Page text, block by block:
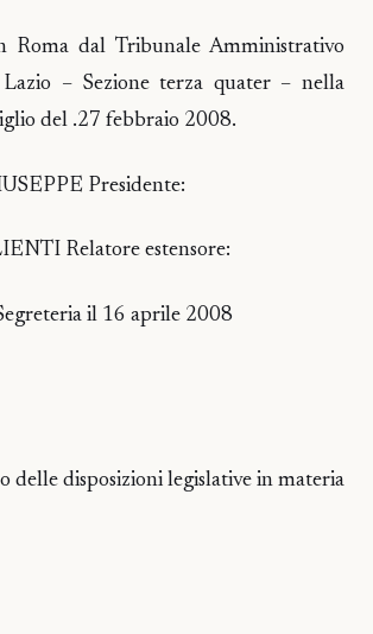
Roma dal Tribunale Amministrativo
– Sezione terza quater – nella
del .27 febbraio 2008.
Presidente:
Relatore estensore:
il 16 aprile 2008
delle disposizioni legislative in materia